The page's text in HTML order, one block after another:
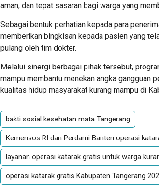
aman, dan tepat sasaran bagi warga yang
Sebagai bentuk perhatian kepada para
memberikan bingkisan kepada pasien yang
pulang oleh tim dokter.
Melalui sinergi berbagai pihak tersebut,
mampu membantu menekan angka gangguan
kualitas hidup masyarakat kurang mampu di
bakti sosial kesehatan mata Tangerang
Kemensos RI dan Perdami Banten operasi
layanan operasi katarak gratis untuk warga
operasi katarak gratis Kabupaten Tangerang